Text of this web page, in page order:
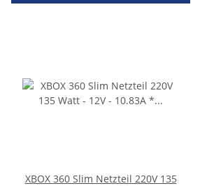
XBOX 360 Slim Netzteil 220V 135